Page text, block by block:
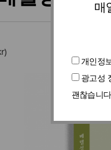
매
개인정
광고성
괜찮습니
)